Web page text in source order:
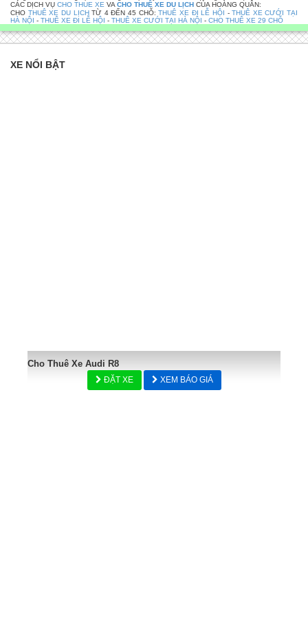
CÁC DỊCH VỤ CHO THUE XE VA CHO THUÊ XE DU LỊCH CỦA HOÀNG QUÂN:
CHO THUÊ XE DU LỊCHTỪ 4 ĐẾN 45 CHỖ:THUÊ XE ĐI LỄ HỘI -THUÊ XE CƯỚI TẠI
HÀ NỘI - THUÊ XE ĐI LỄ HỘI - THUÊ XE CƯỚI TẠI HÀ NỘI - CHO THUÊ XE 29 CHỖ
XE NỔI BẬT
Cho Thuê Xe Audi R8
ĐẶT XE XEM BÁO GIÁ